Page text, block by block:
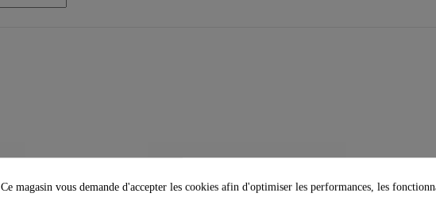
Ce magasin vous demande d'accepter les cookies afin d'optimiser les performances, les